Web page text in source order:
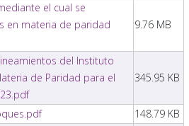
el cual se
en materia de paridad
9.76 MB
del Instituto
de Paridad para el
345.95 KB
148.79 KB